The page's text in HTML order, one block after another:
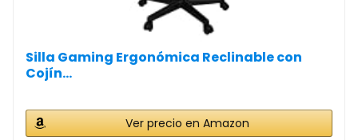
Silla Gaming Ergonómica Reclinable con
Cojín...
Ver precio en Amazon